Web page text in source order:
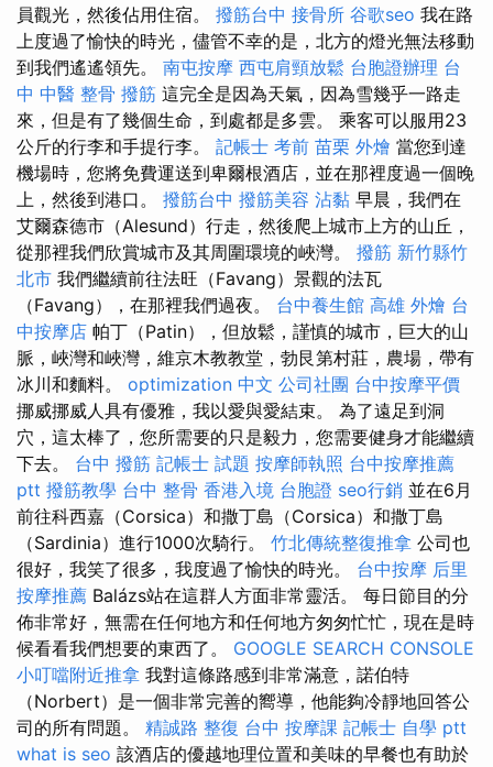
員觀光，然後佔用住宿。 撥筋台中 接骨所 谷歌seo 我在路
上度過了愉快的時光，儘管不幸的是，北方的燈光無法移動
到我們遙遙領先。 南屯按摩 西屯肩頸放鬆 台胞證辦理 台
中 中醫 整骨 撥筋 這完全是因為天氣，因為雪幾乎一路走
來，但是有了幾個生命，到處都是多雲。 乘客可以服用23
公斤的行李和手提行李。 記帳士 考前 苗栗 外燴 當您到達
機場時，您將免費運送到卑爾根酒店，並在那裡度過一個晚
上，然後到港口。 撥筋台中 撥筋美容 沾黏 早晨，我們在
艾爾森德市（Alesund）行走，然後爬上城市上方的山丘，
從那裡我們欣賞城市及其周圍環境的峽灣。 撥筋 新竹縣竹
北市 我們繼續前往法旺（Favang）景觀的法瓦
（Favang），在那裡我們過夜。 台中養生館 高雄 外燴 台
中按摩店 帕丁（Patin），但放鬆，謹慎的城市，巨大的山
脈，峽灣和峽灣，維京木教教堂，勃艮第村莊，農場，帶有
冰川和麵料。 optimization 中文 公司社團 台中按摩平價
挪威挪威人具有優雅，我以愛與愛結束。 為了遠足到洞
穴，這太棒了，您所需要的只是毅力，您需要健身才能繼續
下去。 台中 撥筋 記帳士 試題 按摩師執照 台中按摩推薦
ptt 撥筋教學 台中 整骨 香港入境 台胞證 seo行銷 並在6月
前往科西嘉（Corsica）和撒丁島（Corsica）和撒丁島
（Sardinia）進行1000次騎行。 竹北傳統整復推拿 公司也
很好，我笑了很多，我度過了愉快的時光。 台中按摩 后里
按摩推薦 Balázs站在這群人方面非常靈活。 每日節目的分
佈非常好，無需在任何地方和任何地方匆匆忙忙，現在是時
候看看我們想要的東西了。 GOOGLE SEARCH CONSOLE
小叮噹附近推拿 我對這條路感到非常滿意，諾伯特
（Norbert）是一個非常完善的嚮導，他能夠冷靜地回答公
司的所有問題。 精誠路 整復 台中 按摩課 記帳士 自學 ptt
what is seo 該酒店的優越地理位置和美味的早餐也有助於